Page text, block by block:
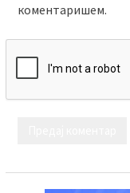
коментаришем.